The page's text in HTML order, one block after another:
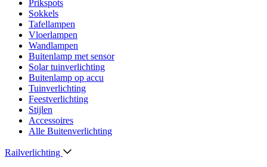
Prikspots
Sokkels
Tafellampen
Vloerlampen
Wandlampen
Buitenlamp met sensor
Solar tuinverlichting
Buitenlamp op accu
Tuinverlichting
Feestverlichting
Stijlen
Accessoires
Alle Buitenverlichting
Railverlichting